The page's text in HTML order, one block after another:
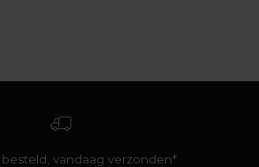
vandaag verzonden*